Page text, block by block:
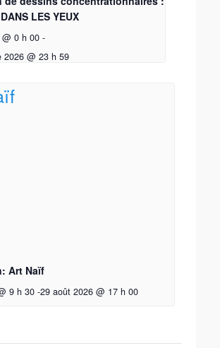
LES YEUX
0 h 00 -
2026 @ 23 h 59
Art Naïf
9 h 30 -29 août 2026 @ 17 h 00